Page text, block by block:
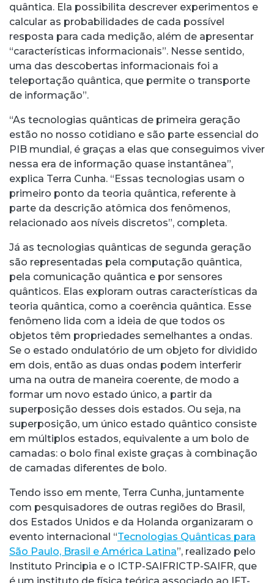
quântica. Ela possibilita descrever experimentos e
calcular as probabilidades de cada possível
resposta para cada medição, além de apresentar
“características informacionais”. Nesse sentido,
uma das descobertas informacionais foi a
teleportação quântica, que permite o transporte
de informação”.
“As tecnologias quânticas de primeira geração
estão no nosso cotidiano e são parte essencial do
PIB mundial, é graças a elas que conseguimos viver
nessa era de informação quase instantânea”,
explica Terra Cunha. “Essas tecnologias usam o
primeiro ponto da teoria quântica, referente à
parte da descrição atômica dos fenômenos,
relacionado aos níveis discretos”, completa.
Já as tecnologias quânticas de segunda geração
são representadas pela computação quântica,
pela comunicação quântica e por sensores
quânticos. Elas exploram outras características da
teoria quântica, como a coerência quântica. Esse
fenômeno lida com a ideia de que todos os
objetos têm propriedades semelhantes a ondas.
Se o estado ondulatório de um objeto for dividido
em dois, então as duas ondas podem interferir
uma na outra de maneira coerente, de modo a
formar um novo estado único, a partir da
superposição desses dois estados. Ou seja, na
superposição, um único estado quântico consiste
em múltiplos estados, equivalente a um bolo de
camadas: o bolo final existe graças à combinação
de camadas diferentes de bolo.
Tendo isso em mente, Terra Cunha, juntamente
com pesquisadores de outras regiões do Brasil,
dos Estados Unidos e da Holanda organizaram o
evento internacional “Tecnologias Quânticas para
São Paulo, Brasil e América Latina”, realizado pelo
Instituto Principia e o ICTP-SAIFRICTP-SAIFR, que
é um instituto de física teórica associado ao IFT-